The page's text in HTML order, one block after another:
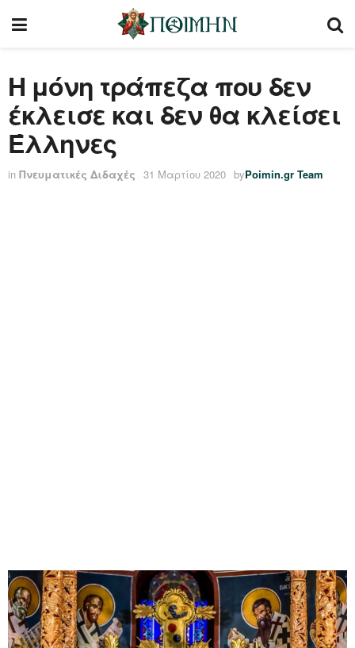
Η μόνη τράπεζα που δεν
έκλεισε και δεν θα κλείσει
Έλληνες
in Πνευματικές Διδαχές 31 Μαρτίου 2020 byPoimin.gr Team